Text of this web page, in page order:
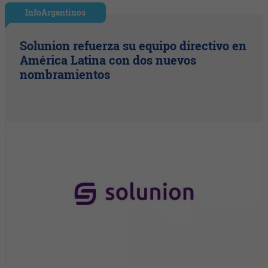
InfoArgentinos
Solunion refuerza su equipo directivo en
América Latina con dos nuevos
nombramientos